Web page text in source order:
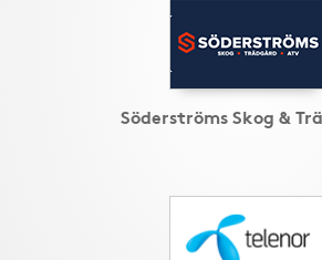
Söderströms Skog &